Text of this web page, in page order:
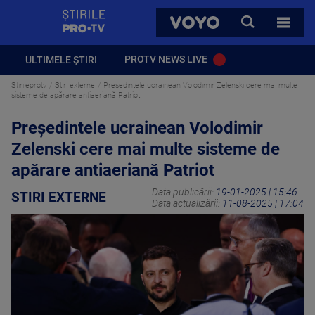
VOYO
CAUTA
TOATE
ULTIMELE ȘTIRI PROTV NEWS LIVE
Stirileprotv Stiri externe
Preşedintele ucrainean Volodimir Zelenski cere mai multe
sisteme de apărare antiaeriană Patriot
Preşedintele ucrainean Volodimir
Zelenski cere mai multe sisteme de
apărare antiaeriană Patriot
STIRI EXTERNE Data publicării: 19-01-2025 | 15:46
Data actualizării: 11-08-2025 | 17:04